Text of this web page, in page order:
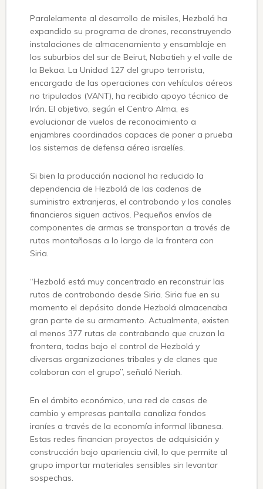
Paralelamente al desarrollo de misiles, Hezbolá ha
expandido su programa de drones, reconstruyendo
instalaciones de almacenamiento y ensamblaje en
los suburbios del sur de Beirut, Nabatieh y el valle de
la Bekaa. La Unidad 127 del grupo terrorista,
encargada de las operaciones con vehículos aéreos
no tripulados (VANT), ha recibido apoyo técnico de
Irán. El objetivo, según el Centro Alma, es
evolucionar de vuelos de reconocimiento a
enjambres coordinados capaces de poner a prueba
los sistemas de defensa aérea israelíes.
Si bien la producción nacional ha reducido la
dependencia de Hezbolá de las cadenas de
suministro extranjeras, el contrabando y los canales
financieros siguen activos. Pequeños envíos de
componentes de armas se transportan a través de
rutas montañosas a lo largo de la frontera con
Siria.
“Hezbolá está muy concentrado en reconstruir las
rutas de contrabando desde Siria. Siria fue en su
momento el depósito donde Hezbolá almacenaba
gran parte de su armamento. Actualmente, existen
al menos 377 rutas de contrabando que cruzan la
frontera, todas bajo el control de Hezbolá y
diversas organizaciones tribales y de clanes que
colaboran con el grupo”, señaló Neriah.
En el ámbito económico, una red de casas de
cambio y empresas pantalla canaliza fondos
iraníes a través de la economía informal libanesa.
Estas redes financian proyectos de adquisición y
construcción bajo apariencia civil, lo que permite al
grupo importar materiales sensibles sin levantar
sospechas.